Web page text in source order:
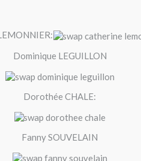
Dominique LEGUILLON
Dorothée CHALE:
Fanny SOUVELAIN